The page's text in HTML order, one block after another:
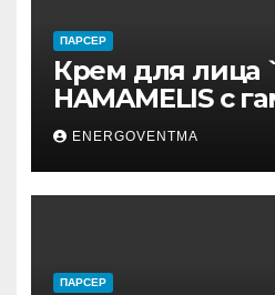
ПАРСЕР
Крем для лица
HAMAMELIS с
50 мл
ENERGOVENTMA
ПАРСЕР